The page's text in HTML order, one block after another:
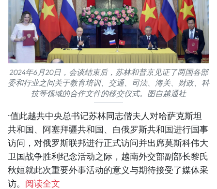
2024年6月20日，会谈结束后，苏林和普京见证了两国各部
委和行业之间关于教育培训、交通、司法、海关、财政、科
技等领域的合作文件的移交仪式。图自越通社
·值此越共中央总书记苏林同志偕夫人对哈萨克斯坦
共和国、阿塞拜疆共和国、白俄罗斯共和国进行国事
访问，对俄罗斯联邦进行正式访问并出席莫斯科伟大
卫国战争胜利纪念活动之际，越南外交部副部长黎氏
秋姮就此次重要外事活动的意义与期待接受了媒体采
访。 阅读全文